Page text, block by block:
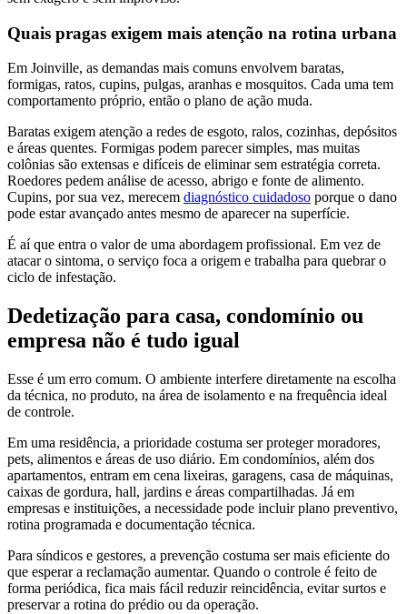
Quais pragas exigem mais atenção na rotina urbana
Em Joinville, as demandas mais comuns envolvem baratas,
formigas, ratos, cupins, pulgas, aranhas e mosquitos. Cada uma tem
comportamento próprio, então o plano de ação muda.
Baratas exigem atenção a redes de esgoto, ralos, cozinhas, depósitos
e áreas quentes. Formigas podem parecer simples, mas muitas
colônias são extensas e difíceis de eliminar sem estratégia correta.
Roedores pedem análise de acesso, abrigo e fonte de alimento.
Cupins, por sua vez, merecem diagnóstico cuidadoso porque o dano
pode estar avançado antes mesmo de aparecer na superfície.
É aí que entra o valor de uma abordagem profissional. Em vez de
atacar o sintoma, o serviço foca a origem e trabalha para quebrar o
ciclo de infestação.
Dedetização para casa, condomínio ou
empresa não é tudo igual
Esse é um erro comum. O ambiente interfere diretamente na escolha
da técnica, no produto, na área de isolamento e na frequência ideal
de controle.
Em uma residência, a prioridade costuma ser proteger moradores,
pets, alimentos e áreas de uso diário. Em condomínios, além dos
apartamentos, entram em cena lixeiras, garagens, casa de máquinas,
caixas de gordura, hall, jardins e áreas compartilhadas. Já em
empresas e instituições, a necessidade pode incluir plano preventivo,
rotina programada e documentação técnica.
Para síndicos e gestores, a prevenção costuma ser mais eficiente do
que esperar a reclamação aumentar. Quando o controle é feito de
forma periódica, fica mais fácil reduzir reincidência, evitar surtos e
preservar a rotina do prédio ou da operação.